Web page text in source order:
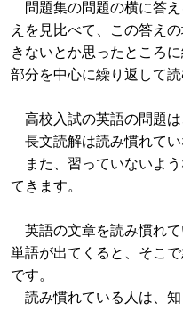
問題集の問題の横に答
えを見比べて、この答え
きないとか思ったところ
部分を中心に繰り返して読
高校入試の英語の問題は
長文読解は読み慣れてい
また、習っていないよ
てきます。
英語の文章を読み慣れ
単語が出てくると、そこ
です。
読み慣れている人は、